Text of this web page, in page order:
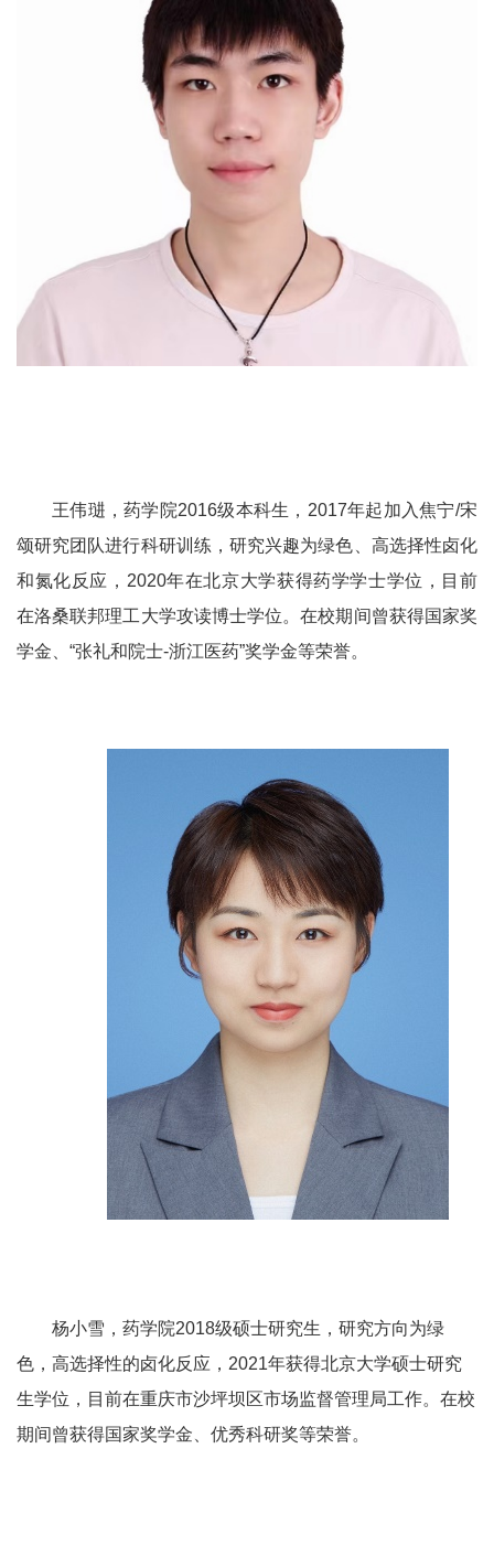
王伟琎，药学院2016级本科生， 2017年起加入焦宁/宋
颂研究团队进行科研训练，研究兴趣为绿色、高选择性卤化
和氮化反应， 2020年在北京大学获得药学学士学位，目前
在洛桑联邦理工大学攻读博士学位。在校期间曾获得国家奖
学金、 “张礼和院士-浙江医药”奖学金等荣誉。
杨小雪，药学院2018级硕士研究生，研究方向为绿
色，高选择性的卤化反应， 2021年获得北京大学硕士研究
生学位，目前在重庆市沙坪坝区市场监督管理局工作。在校
期间曾获得国家奖学金、优秀科研奖等荣誉。